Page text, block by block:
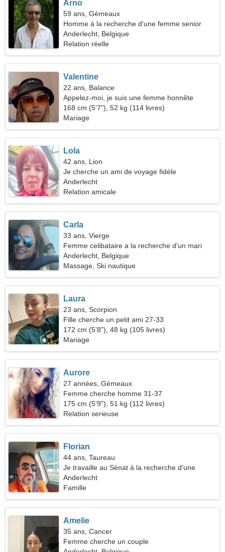
Arno
59 ans, Gémeaux
Homme à la recherche d'une femme senior
Anderlecht, Belgique
Relation réelle
Valentine
22 ans, Balance
Appelez-moi, je suis une femme honnête
168 cm (5'7"), 52 kg (114 livres)
Mariage
Lola
42 ans, Lion
Je cherche un ami de voyage fidèle
Anderlecht
Relation amicale
Carla
33 ans, Vierge
Femme celibataire a la recherche d'un mari
Anderlecht, Belgique
Massage, Ski nautique
Laura
23 ans, Scorpion
Fille cherche un petit ami 27-33
172 cm (5'8"), 48 kg (105 livres)
Mariage
Aurore
27 années, Gémeaux
Femme cherche homme 31-37
175 cm (5'9"), 51 kg (112 livres)
Relation serieuse
Florian
44 ans, Taureau
Je travaille au Sénat à la recherche d'une
femme qualifiée
Anderlecht
Famille
Amelie
35 ans, Cancer
Femme cherche un couple